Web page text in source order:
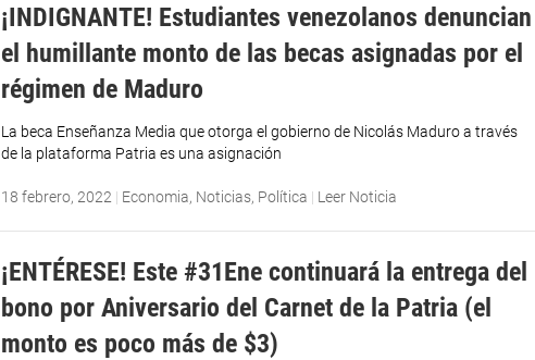
¡INDIGNANTE! Estudiantes venezolanos denuncian
el humillante monto de las becas asignadas por el
régimen de Maduro
La beca Enseñanza Media que otorga el gobierno de Nicolás Maduro a través
de la plataforma Patria es una asignación
18 febrero, 2022 | Economia, Noticias, Política | Leer Noticia
¡ENTÉRESE! Este #31Ene continuará la entrega del
bono por Aniversario del Carnet de la Patria (el
monto es poco más de $3)